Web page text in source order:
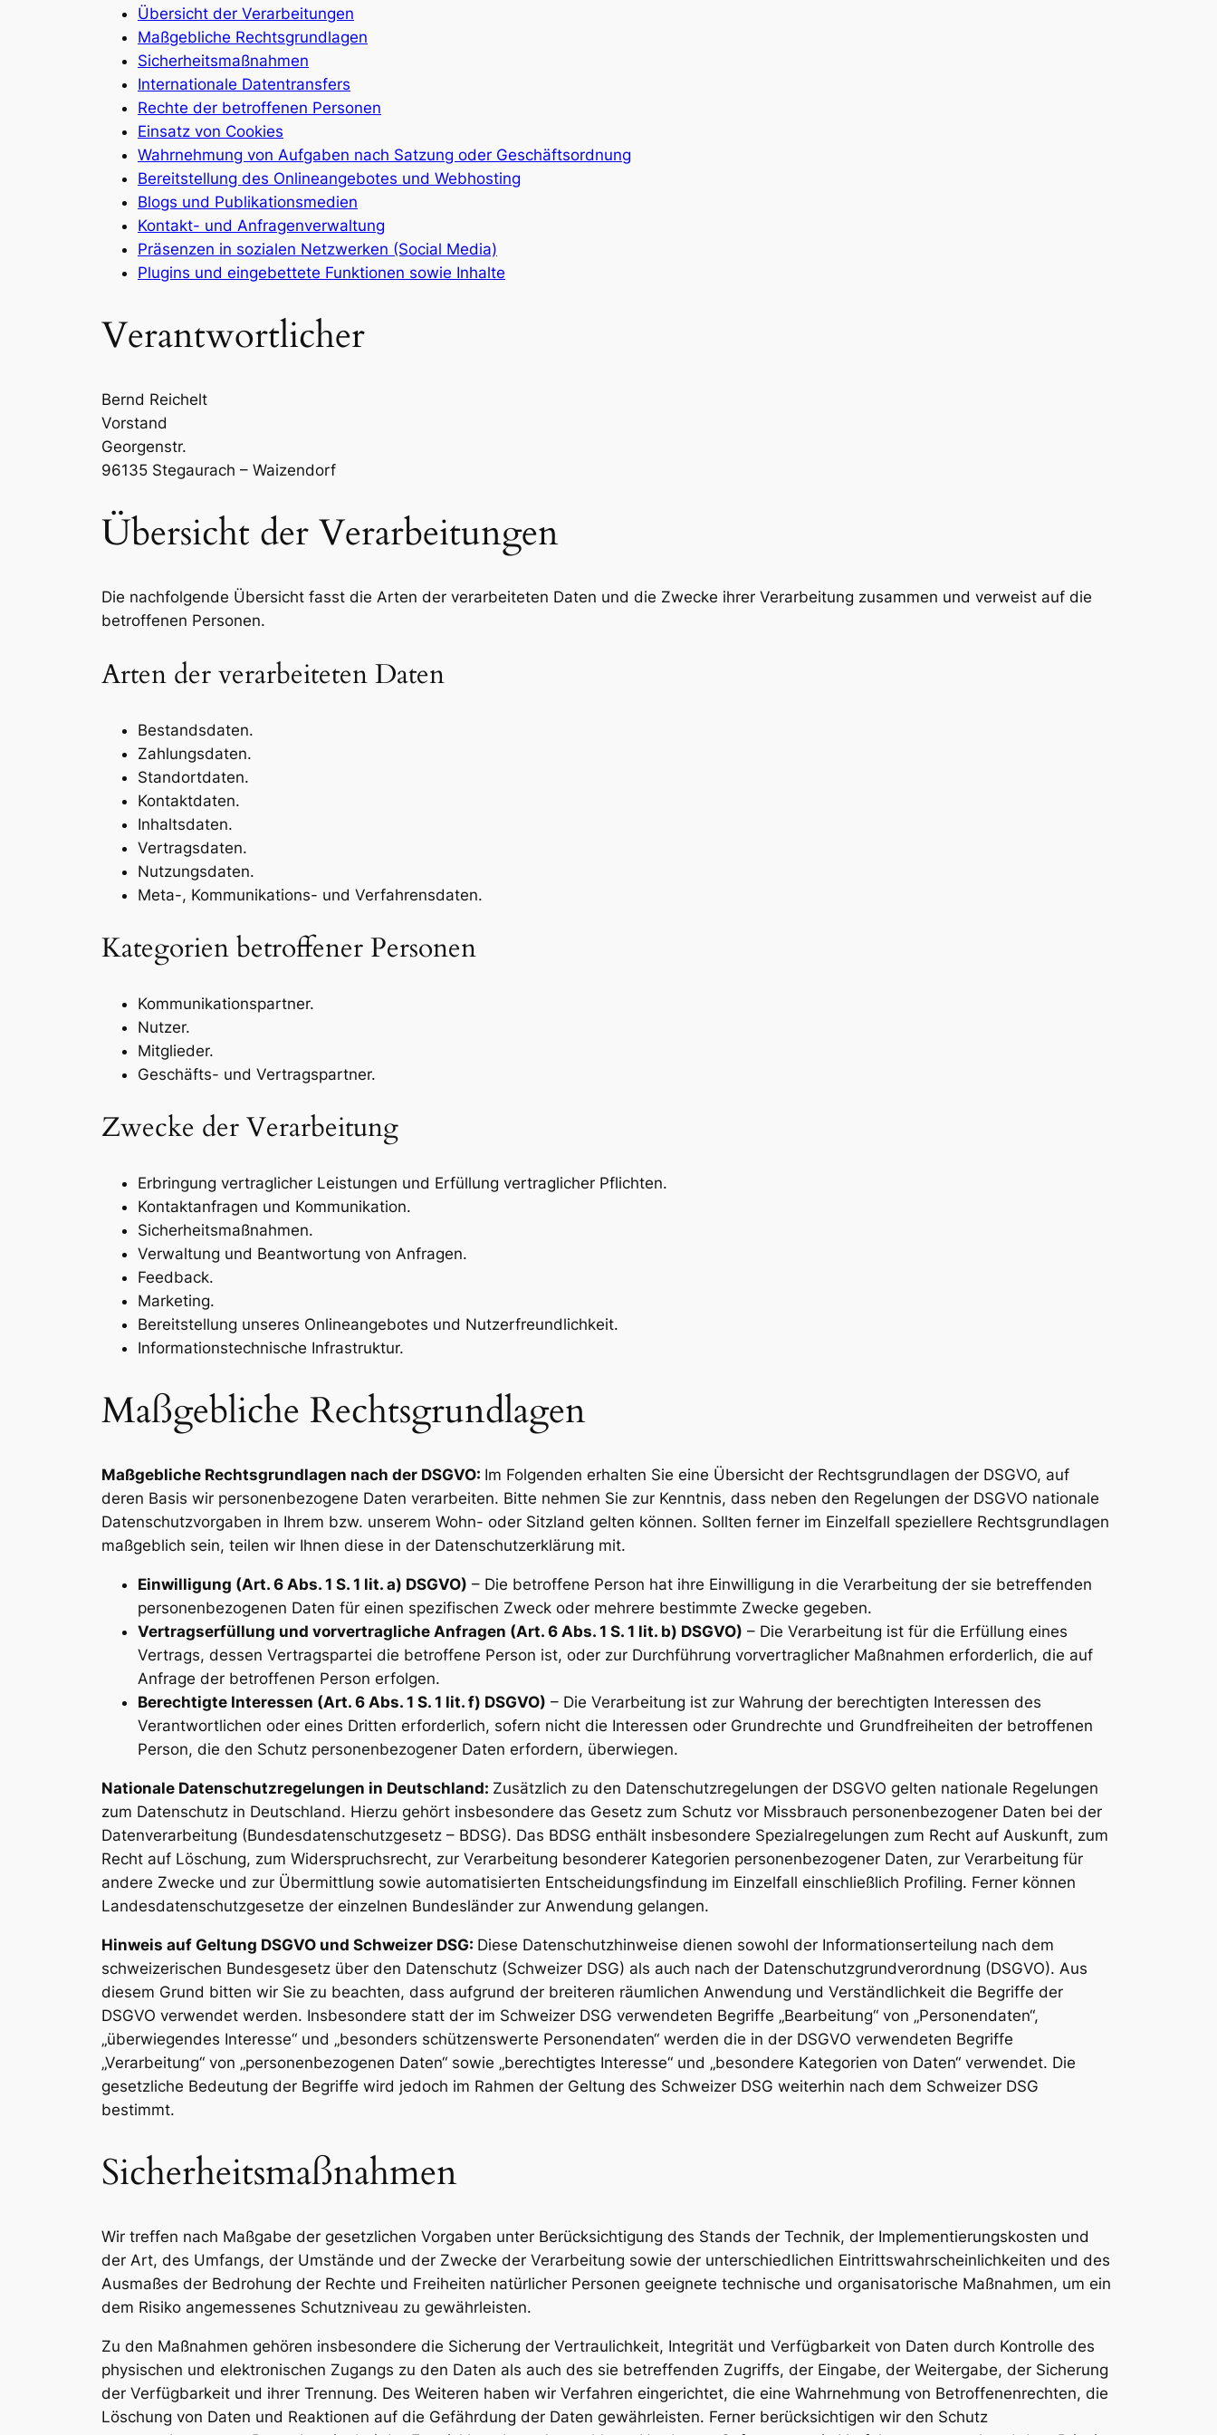
Übersicht der Verarbeitungen
Maßgebliche Rechtsgrundlagen
Sicherheitsmaßnahmen
Internationale Datentransfers
Rechte der betroffenen Personen
Einsatz von Cookies
Wahrnehmung von Aufgaben nach Satzung oder Geschäftsordnung
Bereitstellung des Onlineangebotes und Webhosting
Blogs und Publikationsmedien
Kontakt- und Anfragenverwaltung
Präsenzen in sozialen Netzwerken (Social Media)
Plugins und eingebettete Funktionen sowie Inhalte
Verantwortlicher
Bernd Reichelt
Vorstand
Georgenstr.
96135 Stegaurach – Waizendorf
Übersicht der Verarbeitungen
Die nachfolgende Übersicht fasst die Arten der verarbeiteten Daten und die Zwecke ihrer Verarbeitung zusammen und verweist auf die
betroffenen Personen.
Arten der verarbeiteten Daten
Bestandsdaten.
Zahlungsdaten.
Standortdaten.
Kontaktdaten.
Inhaltsdaten.
Vertragsdaten.
Nutzungsdaten.
Meta-, Kommunikations- und Verfahrensdaten.
Kategorien betroffener Personen
Kommunikationspartner.
Nutzer.
Mitglieder.
Geschäfts- und Vertragspartner.
Zwecke der Verarbeitung
Erbringung vertraglicher Leistungen und Erfüllung vertraglicher Pflichten.
Kontaktanfragen und Kommunikation.
Sicherheitsmaßnahmen.
Verwaltung und Beantwortung von Anfragen.
Feedback.
Marketing.
Bereitstellung unseres Onlineangebotes und Nutzerfreundlichkeit.
Informationstechnische Infrastruktur.
Maßgebliche Rechtsgrundlagen
Maßgebliche Rechtsgrundlagen nach der DSGVO: Im Folgenden erhalten Sie eine Übersicht der Rechtsgrundlagen der DSGVO, auf
deren Basis wir personenbezogene Daten verarbeiten. Bitte nehmen Sie zur Kenntnis, dass neben den Regelungen der DSGVO nationale
Datenschutzvorgaben in Ihrem bzw. unserem Wohn- oder Sitzland gelten können. Sollten ferner im Einzelfall speziellere Rechtsgrundlagen
maßgeblich sein, teilen wir Ihnen diese in der Datenschutzerklärung mit.
Einwilligung (Art. 6 Abs. 1 S. 1 lit. a) DSGVO) – Die betroffene Person hat ihre Einwilligung in die Verarbeitung der sie betreffenden
personenbezogenen Daten für einen spezifischen Zweck oder mehrere bestimmte Zwecke gegeben.
Vertragserfüllung und vorvertragliche Anfragen (Art. 6 Abs. 1 S. 1 lit. b) DSGVO) – Die Verarbeitung ist für die Erfüllung eines
Vertrags, dessen Vertragspartei die betroffene Person ist, oder zur Durchführung vorvertraglicher Maßnahmen erforderlich, die auf
Anfrage der betroffenen Person erfolgen.
Berechtigte Interessen (Art. 6 Abs. 1 S. 1 lit. f) DSGVO) – Die Verarbeitung ist zur Wahrung der berechtigten Interessen des
Verantwortlichen oder eines Dritten erforderlich, sofern nicht die Interessen oder Grundrechte und Grundfreiheiten der betroffenen
Person, die den Schutz personenbezogener Daten erfordern, überwiegen.
Nationale Datenschutzregelungen in Deutschland: Zusätzlich zu den Datenschutzregelungen der DSGVO gelten nationale Regelungen
zum Datenschutz in Deutschland. Hierzu gehört insbesondere das Gesetz zum Schutz vor Missbrauch personenbezogener Daten bei der
Datenverarbeitung (Bundesdatenschutzgesetz – BDSG). Das BDSG enthält insbesondere Spezialregelungen zum Recht auf Auskunft, zum
Recht auf Löschung, zum Widerspruchsrecht, zur Verarbeitung besonderer Kategorien personenbezogener Daten, zur Verarbeitung für
andere Zwecke und zur Übermittlung sowie automatisierten Entscheidungsfindung im Einzelfall einschließlich Profiling. Ferner können
Landesdatenschutzgesetze der einzelnen Bundesländer zur Anwendung gelangen.
Hinweis auf Geltung DSGVO und Schweizer DSG: Diese Datenschutzhinweise dienen sowohl der Informationserteilung nach dem
schweizerischen Bundesgesetz über den Datenschutz (Schweizer DSG) als auch nach der Datenschutzgrundverordnung (DSGVO). Aus
diesem Grund bitten wir Sie zu beachten, dass aufgrund der breiteren räumlichen Anwendung und Verständlichkeit die Begriffe der
DSGVO verwendet werden. Insbesondere statt der im Schweizer DSG verwendeten Begriffe „Bearbeitung“ von „Personendaten“,
„überwiegendes Interesse“ und „besonders schützenswerte Personendaten“ werden die in der DSGVO verwendeten Begriffe
„Verarbeitung“ von „personenbezogenen Daten“ sowie „berechtigtes Interesse“ und „besondere Kategorien von Daten“ verwendet. Die
gesetzliche Bedeutung der Begriffe wird jedoch im Rahmen der Geltung des Schweizer DSG weiterhin nach dem Schweizer DSG
bestimmt.
Sicherheitsmaßnahmen
Wir treffen nach Maßgabe der gesetzlichen Vorgaben unter Berücksichtigung des Stands der Technik, der Implementierungskosten und
der Art, des Umfangs, der Umstände und der Zwecke der Verarbeitung sowie der unterschiedlichen Eintrittswahrscheinlichkeiten und des
Ausmaßes der Bedrohung der Rechte und Freiheiten natürlicher Personen geeignete technische und organisatorische Maßnahmen, um ein
dem Risiko angemessenes Schutzniveau zu gewährleisten.
Zu den Maßnahmen gehören insbesondere die Sicherung der Vertraulichkeit, Integrität und Verfügbarkeit von Daten durch Kontrolle des
physischen und elektronischen Zugangs zu den Daten als auch des sie betreffenden Zugriffs, der Eingabe, der Weitergabe, der Sicherung
der Verfügbarkeit und ihrer Trennung. Des Weiteren haben wir Verfahren eingerichtet, die eine Wahrnehmung von Betroffenenrechten, die
Löschung von Daten und Reaktionen auf die Gefährdung der Daten gewährleisten. Ferner berücksichtigen wir den Schutz